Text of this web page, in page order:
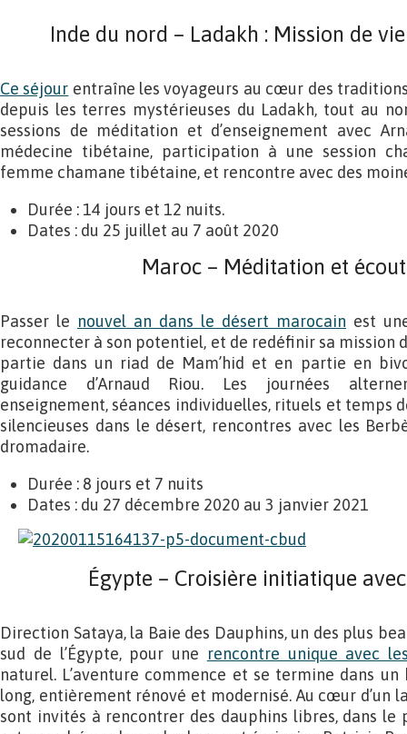
Inde du nord – Ladakh : Mission de
Ce séjour entraîne les voyageurs au cœur des
depuis les terres mystérieuses du Ladakh, tout au
sessions de méditation et d’enseignement avec
médecine tibétaine, participation à une session
femme chamane tibétaine, et rencontre avec des
Durée : 14 jours et 12 nuits.
Dates : du 25 juillet au 7 août 2020
Maroc – Méditation et
Passer le nouvel an dans le désert marocain est
reconnecter à son potentiel, et de redéfinir sa mission
partie dans un riad de Mam’hid et en partie en
guidance d’Arnaud Riou. Les journées
enseignement, séances individuelles, rituels et temps
silencieuses dans le désert, rencontres avec les
dromadaire.
Durée : 8 jours et 7 nuits
Dates : du 27 décembre 2020 au 3 janvier 2021
Égypte – Croisière initiatique
Direction Sataya, la Baie des Dauphins, un des plus
sud de l’Égypte, pour une rencontre unique avec
naturel. L’aventure commence et se termine dans
long, entièrement rénové et modernisé. Au cœur d’un
sont invités à rencontrer des dauphins libres, dans le